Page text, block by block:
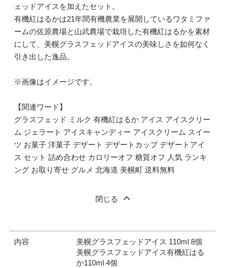
ェッドアイスを加えたセット。
有機紅はるかは21年間有機農業を展開しているワタミファ
ームの佐原農場と山武農場で栽培した有機紅はるかを素材
にして、美幌グラスフェッドアイスの美味しさを如何なく
引き出した逸品。
※画像はイメージです。
【関連ワード】
グラスフェッド ミルク 有機紅はるか アイス アイスクリー
ム ジェラート アイスキャンディー アイスクリーム スイー
ツ お菓子 洋菓子 デザート デザートカップ デザートアイ
ス セット 詰め合わせ カロリーオフ 糖質オフ 人気 ランキ
ング お取り寄せ グルメ 北海道 美幌町 送料無料
閉じる
内容
美幌グラスフェッドアイス 110ml 8個
美幌グラスフェッドアイス有機紅はる
か110ml 4個